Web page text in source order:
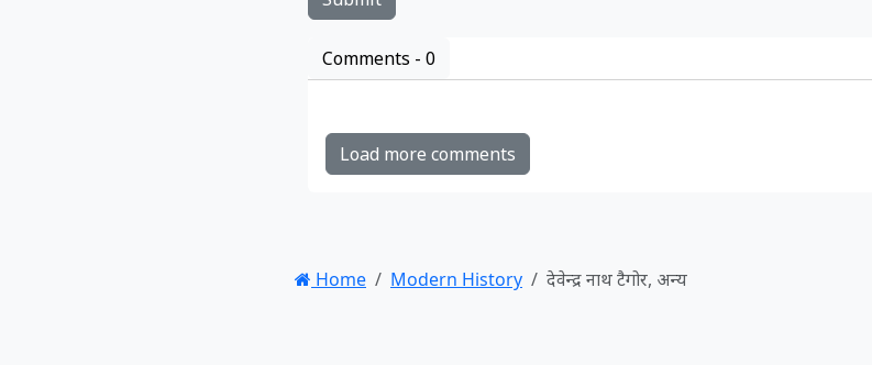
Comments - 0
Load more comments
Home Modern History देवेन्द्र नाथ टैगोर, अन्य